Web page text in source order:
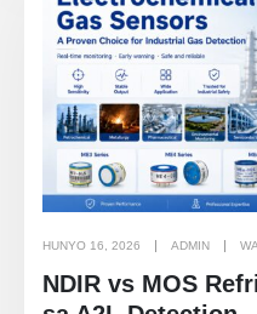
HUNYO 16, 2026 ADMIN
NDIR vs MOS